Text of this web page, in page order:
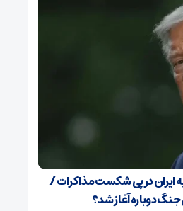
به ایران در پی شکست مذاکرات /
دوباره آغاز شد؟